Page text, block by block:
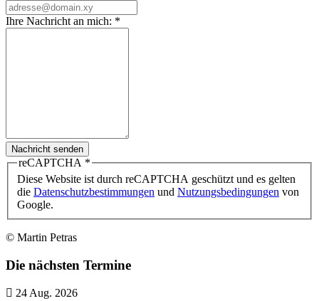
Ihre Nachricht an mich: *
Nachricht senden
reCAPTCHA *
Diese Website ist durch reCAPTCHA geschützt und es gelten
die Datenschutzbestimmungen und Nutzungsbedingungen von
Google.
© Martin Petras
Die nächsten Termine
24 Aug. 2026